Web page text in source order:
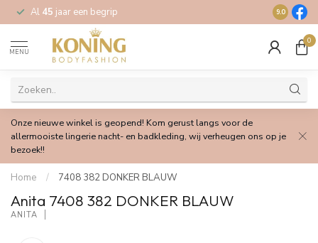
Al 45 jaar een begrip Gratis
9.0
MENU
0
Onze nieuwe winkel is geopend! Kom gerust langs voor de
allermooiste lingerie nacht- en badkleding, wij verheugen ons op je
bezoek!!
Home / 7408 382 DONKER BLAUW
Anita 7408 382 DONKER BLAUW
ANITA